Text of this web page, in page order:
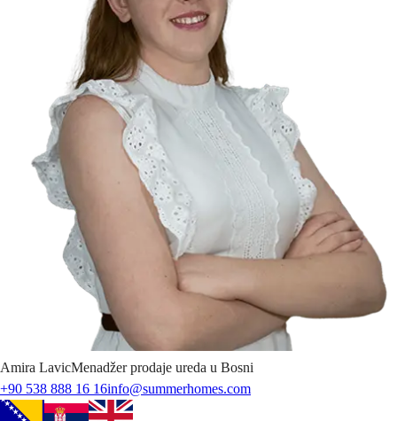
Amira LavicMenadžer prodaje ureda u Bosni
+90 538 888 16 16info@summerhomes.com